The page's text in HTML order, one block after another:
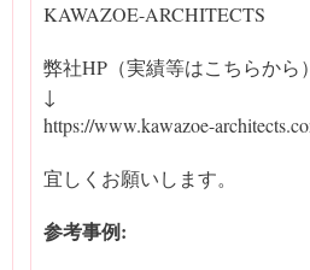
KAWAZOE-ARCHITECTS
弊社HP（実績等はこちらから）
↓
https://www.kawazoe-
宜しくお願いします。
参考事例: